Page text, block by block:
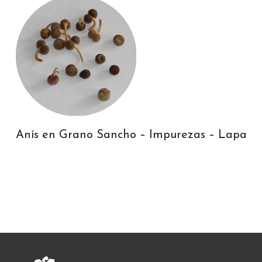
Anís en Grano Sancho – Impurezas – Lapa